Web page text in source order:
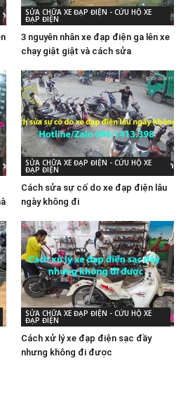
SỬA CHỮA XE ĐẠP ĐIỆN - CỨU HỘ XE
ĐẠP ĐIỆN
3 nguyên nhân xe đạp điện ga lên xe
chạy giật giật và cách sửa
SỬA CHỮA XE ĐẠP ĐIỆN - CỨU HỘ XE
ĐẠP ĐIỆN
Cách sửa sự cố do xe đạp điện lâu
ngày không đi
SỬA CHỮA XE ĐẠP ĐIỆN - CỨU HỘ XE
ĐẠP ĐIỆN
Cách xử lý xe đạp điện sạc đầy
nhưng không đi được